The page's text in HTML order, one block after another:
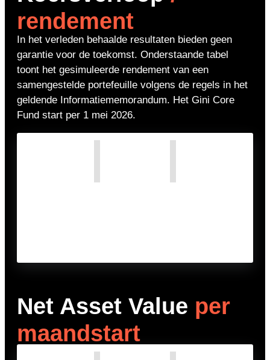
rendement
In het verleden behaalde resultaten bieden geen
garantie voor de toekomst. Onderstaande tabel
toont het gesimuleerde rendement van een
samengestelde portefeuille volgens de regels in het
geldende Informatiememorandum. Het Gini Core
Fund start per 1 mei 2026.
Net Asset Value per
maandstart